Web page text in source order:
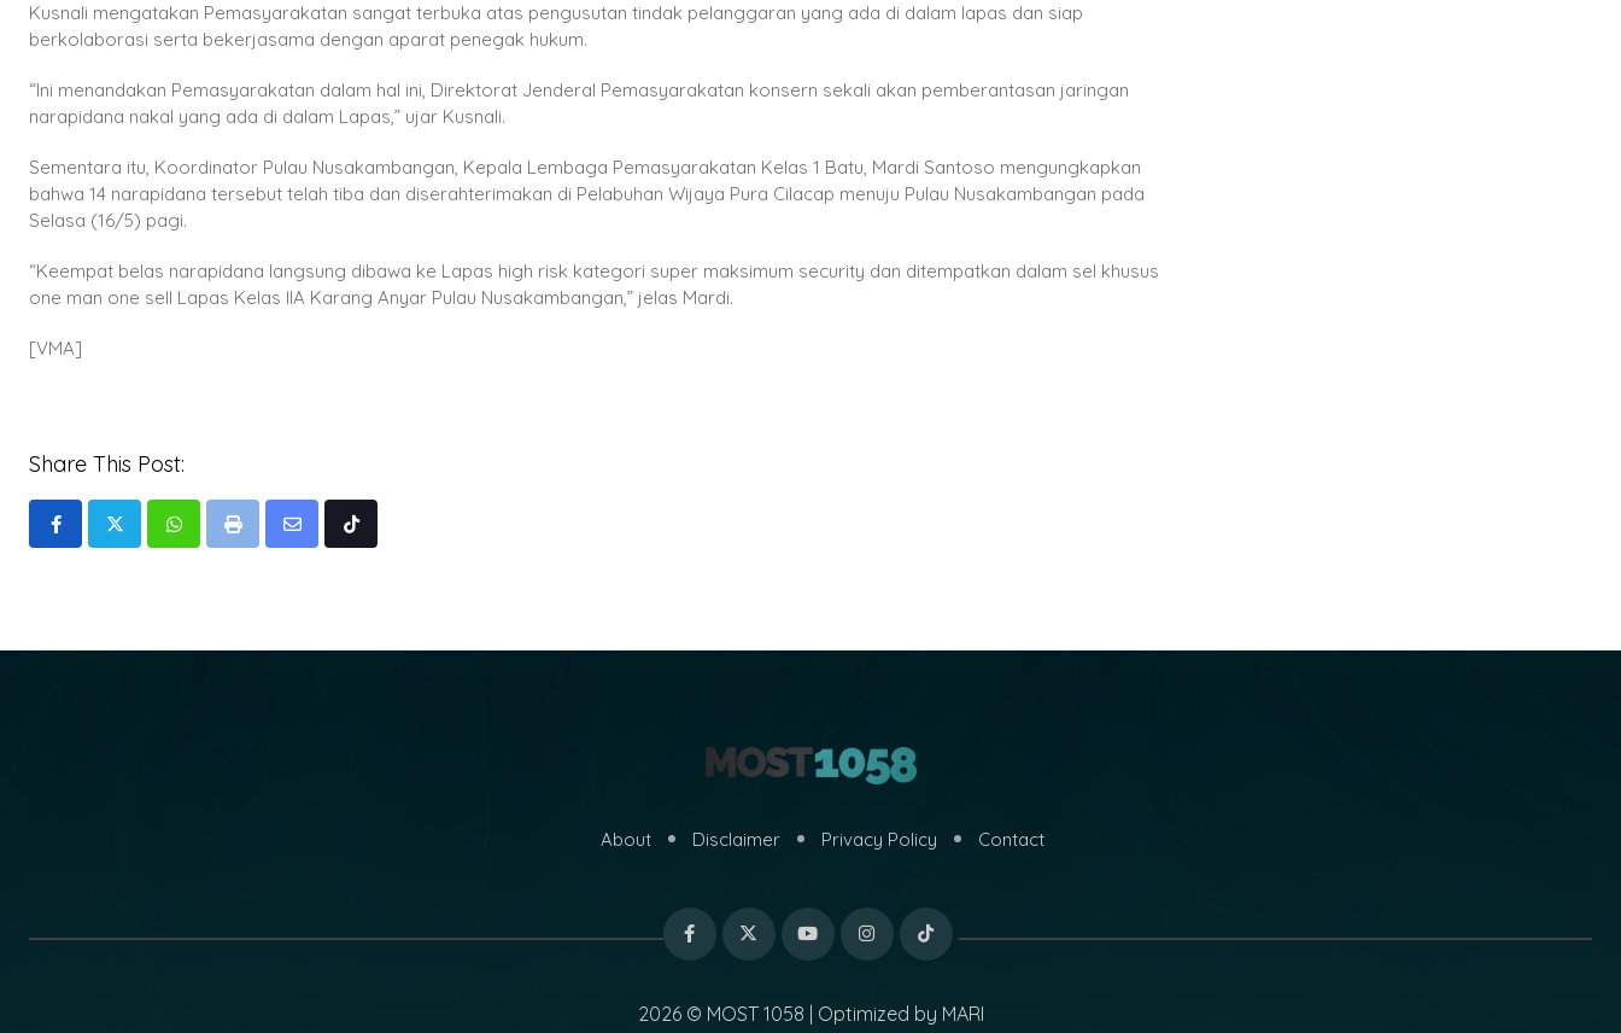
Kusnali mengatakan Pemasyarakatan sangat terbuka atas pengusutan tindak pelanggaran yang ada di dalam lapas dan siap
berkolaborasi serta bekerjasama dengan aparat penegak hukum.
“Ini menandakan Pemasyarakatan dalam hal ini, Direktorat Jenderal Pemasyarakatan konsern sekali akan pemberantasan jaringan
narapidana nakal yang ada di dalam Lapas,” ujar Kusnali.
Sementara itu, Koordinator Pulau Nusakambangan, Kepala Lembaga Pemasyarakatan Kelas 1 Batu, Mardi Santoso mengungkapkan
bahwa 14 narapidana tersebut telah tiba dan diserahterimakan di Pelabuhan Wijaya Pura Cilacap menuju Pulau Nusakambangan pada
Selasa (16/5) pagi.
“Keempat belas narapidana langsung dibawa ke Lapas high risk kategori super maksimum security dan ditempatkan dalam sel khusus
one man one sell Lapas Kelas IIA Karang Anyar Pulau Nusakambangan,” jelas Mardi.
[VMA]
Share This Post:
WhatsappPrint
Share
Tiktok
About Disclaimer Privacy Policy Contact
2026 © MOST 1058 | Optimized by MARI